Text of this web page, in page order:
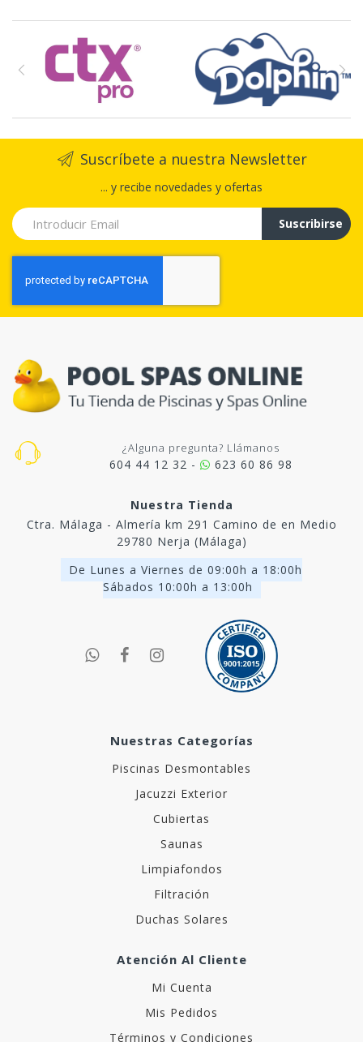
Suscríbete a nuestra Newsletter
... y recibe novedades y ofertas
Suscribirse
¿Alguna pregunta? Llámanos
604 44 12 32 - 623 60 86 98
Nuestra Tienda
Ctra. Málaga - Almería km 291 Camino de en Medio
29780 Nerja (Málaga)
De Lunes a Viernes de 09:00h a 18:00h
Sábados 10:00h a 13:00h
Nuestras Categorías
Piscinas Desmontables
Jacuzzi Exterior
Cubiertas
Saunas
Limpiafondos
Filtración
Duchas Solares
Atención Al Cliente
Mi Cuenta
Mis Pedidos
Términos y Condiciones